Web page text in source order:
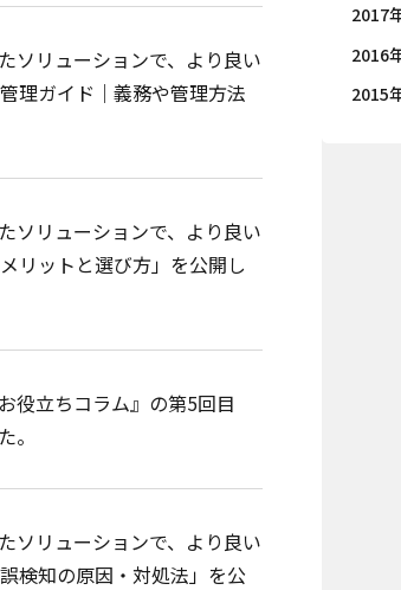
ソリューションで、より良い
理ガイド｜義務や管理方法
ソリューションで、より良い
リットと選び方」を公開し
役立ちコラム』の第5回目
。
ソリューションで、より良い
検知の原因・対処法」を公
2017
2016
2015